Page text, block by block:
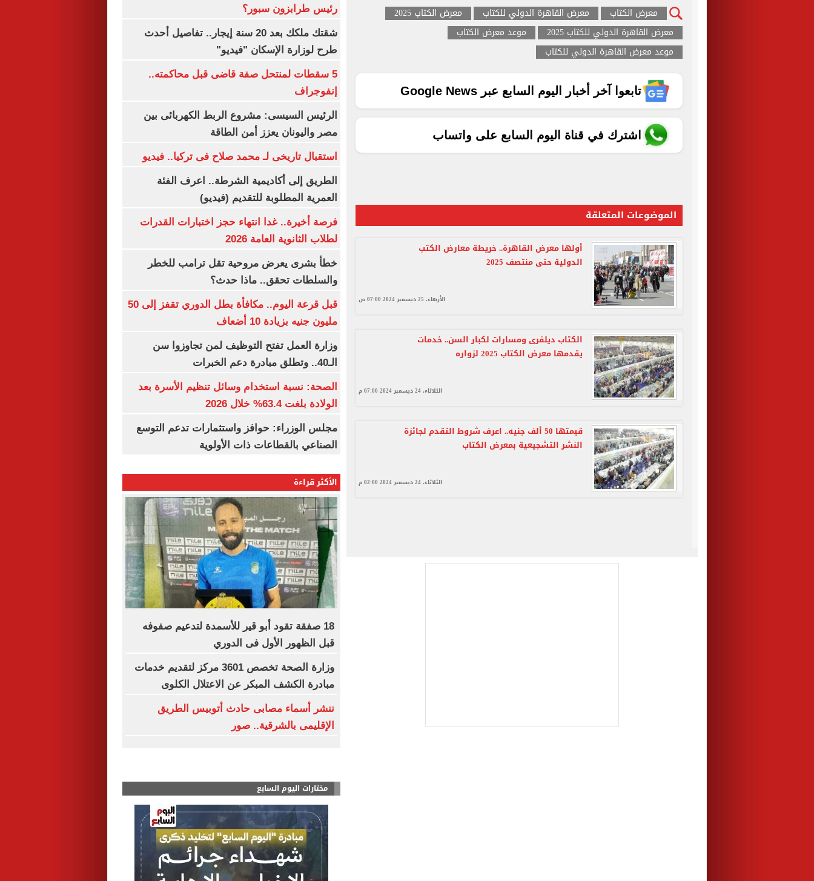
معرض الكتاب معرض القاهرة الدولي للكتاب
معرض الكتاب 2025
معرض القاهرة الدولي للكتاب 2025
موعد معرض الكتاب
موعد معرض القاهرة الدولي للكتاب
تابعوا آخر أخبار اليوم السابع عبر Google News
اشترك في قناة اليوم السابع على واتساب
الموضوعات المتعلقة
أولها معرض القاهرة.. خريطة معارض الكتب
الدولية حتى منتصف 2025
الأربعاء، 25 ديسمبر 2024 07:00 ص
الكتاب ديلفرى ومسارات لكبار السن.. خدمات
يقدمها معرض الكتاب 2025 لزواره
الثلاثاء، 24 ديسمبر 2024 07:00 م
قيمتها 50 ألف جنيه.. اعرف شروط التقدم لجائزة
النشر التشجيعية بمعرض الكتاب
الثلاثاء، 24 ديسمبر 2024 02:00 م
رئيس طرابزون سبور؟
شقتك ملكك بعد 20 سنة إيجار.. تفاصيل أحدث
طرح لوزارة الإسكان "فيديو"
5 سقطات لمنتحل صفة قاضى قبل محاكمته..
إنفوجراف
الرئيس السيسى: مشروع الربط الكهربائى بين
مصر واليونان يعزز أمن الطاقة
استقبال تاريخى لـ محمد صلاح فى تركيا.. فيديو
الطريق إلى أكاديمية الشرطة.. اعرف الفئة
العمرية المطلوبة للتقديم (فيديو)
فرصة أخيرة.. غدا انتهاء حجز اختبارات القدرات
لطلاب الثانوية العامة 2026
خطأ بشرى يعرض مروحية تقل ترامب للخطر
والسلطات تحقق.. ماذا حدث؟
قبل قرعة اليوم.. مكافأة بطل الدوري تقفز إلى 50
مليون جنيه بزيادة 10 أضعاف
وزارة العمل تفتح التوظيف لمن تجاوزوا سن
الـ40.. وتطلق مبادرة دعم الخبرات
الصحة: نسبة استخدام وسائل تنظيم الأسرة بعد
الولادة بلغت 63.4% خلال 2026
مجلس الوزراء: حوافز واستثمارات تدعم التوسع
الصناعي بالقطاعات ذات الأولوية
الأكثر قراءة
18 صفقة تقود أبو قير للأسمدة لتدعيم صفوفه
قبل الظهور الأول فى الدوري
وزارة الصحة تخصص 3601 مركز لتقديم خدمات
مبادرة الكشف المبكر عن الاعتلال الكلوى
ننشر أسماء مصابى حادث أتوبيس الطريق
الإقليمى بالشرقية.. صور
مختارات اليوم السابع